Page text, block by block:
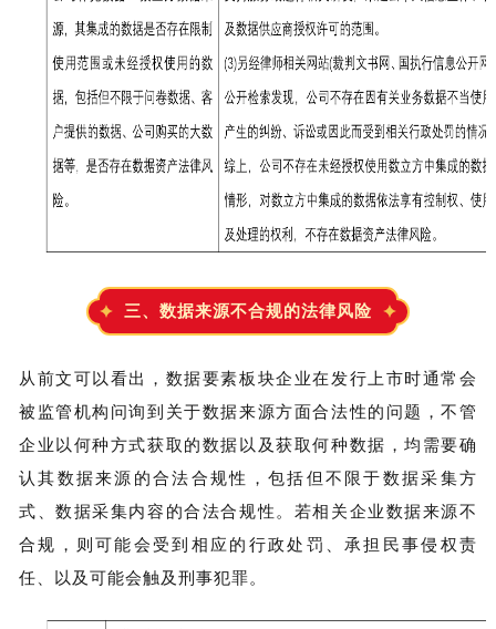
三、数据来源不合规的法律风险
从前文可以看出，数据要素板块企业在发行上市时通常会
被监管机构问询到关于数据来源方面合法性的问题，不管
企业以何种方式获取的数据以及获取何种数据，均需要确
认其数据来源的合法合规性，包括但不限于数据采集方
式、数据采集内容的合法合规性。若相关企业数据来源不
合规，则可能会受到相应的行政处罚、承担民事侵权责
任、以及可能会触及刑事犯罪。